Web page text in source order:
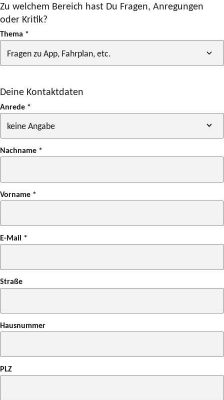
Zu welchem Bereich hast Du Fragen, Anregungen
oder Kritik?
Thema *
Deine Kontaktdaten
Anrede *
Nachname *
Vorname *
E-Mail *
Straße
Hausnummer
PLZ